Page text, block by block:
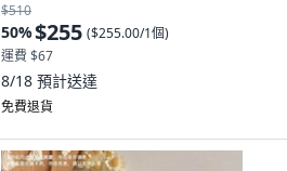
$510
50%$255 ($255.00/1個)
運費 $67
8/18 預計送達
免費退貨